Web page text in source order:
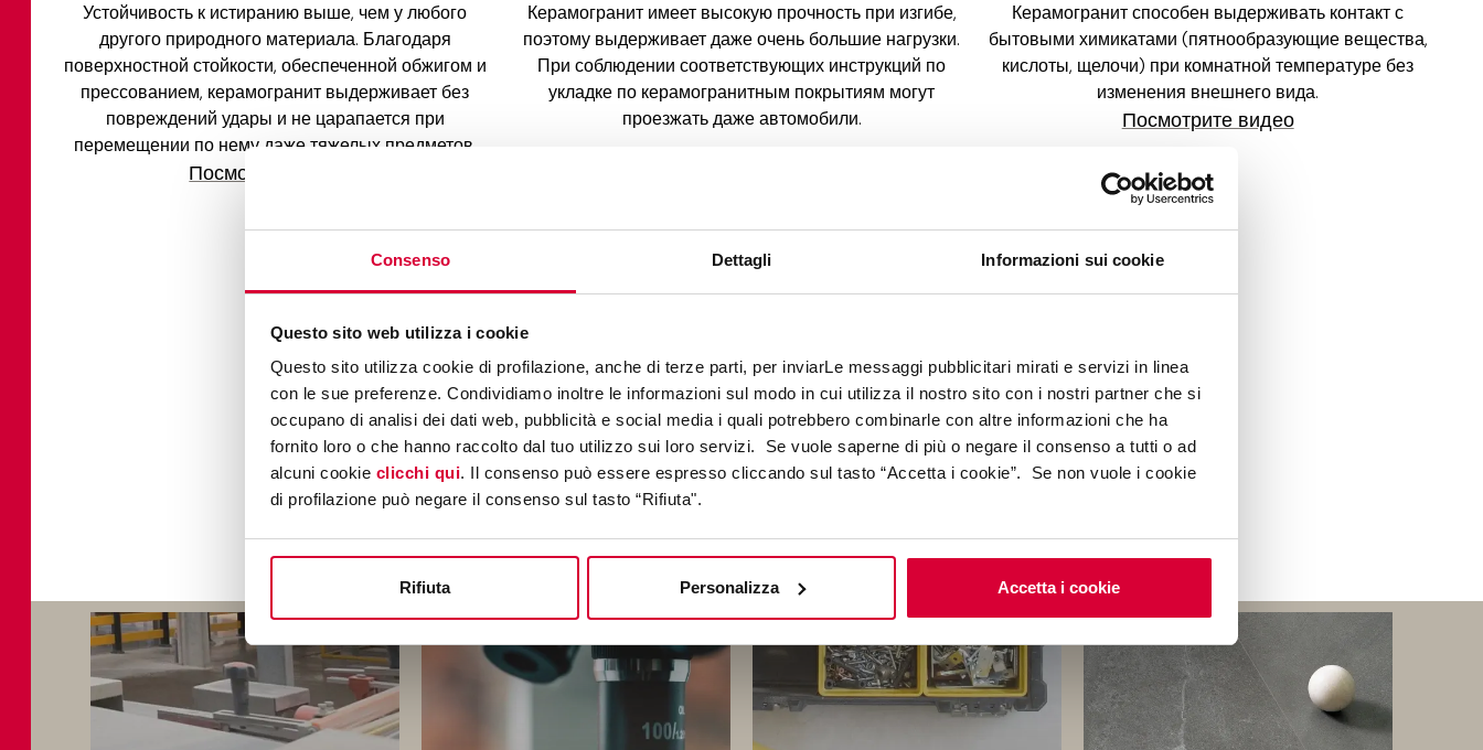
Consenso Dettagli Informazioni sui cookie
Questo sito web utilizza i cookie
Questo sito utilizza cookie di profilazione, anche di terze parti, per inviarLe messaggi pubblicitari mirati e servizi in linea
con le sue preferenze. Condividiamo inoltre le informazioni sul modo in cui utilizza il nostro sito con i nostri partner che si
occupano di analisi dei dati web, pubblicità e social media i quali potrebbero combinarle con altre informazioni che ha
fornito loro o che hanno raccolto dal tuo utilizzo sui loro servizi. Se vuole saperne di più o negare il consenso a tutti o ad
alcuni cookie clicchi qui. Il consenso può essere espresso cliccando sul tasto “Accetta i cookie”. Se non vuole i cookie
di profilazione può negare il consenso sul tasto “Rifiuta".
Rifiuta Personalizza Accetta i cookie
Устойчивость к истиранию выше, чем у любого
другого природного материала. Благодаря
поверхностной стойкости, обеспеченной обжигом и
прессованием, керамогранит выдерживает без
повреждений удары и не царапается при
перемещении по нему даже тяжелых предметов.
Посмотрите видео
Керамогранит имеет высокую прочность при изгибе,
поэтому выдерживает даже очень большие нагрузки.
При соблюдении соответствующих инструкций по
укладке по керамогранитным покрытиям могут
проезжать даже автомобили.
Керамогранит способен выдерживать контакт с
бытовыми химикатами (пятнообразующие вещества,
кислоты, щелочи) при комнатной температуре без
изменения внешнего вида.
Посмотрите видео
ТЕРМИЧЕСКАЯ СТОЙКОСТЬ
Керамограниту не страшны морозы. Даже если не
нем есть вода, при температуре ниже 0°C он не
повреждается вследствие напряжений, связанных с
увеличением объема воды в результате замерзания.
Посмотрите видео
Плотная непористая поверхность препятствует
оседанию и развитию грибков и бактерий.
Посмотрите видео